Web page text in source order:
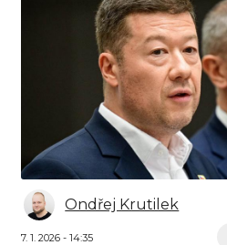
Ondřej Krutilek
7. 1. 2026 - 14:35